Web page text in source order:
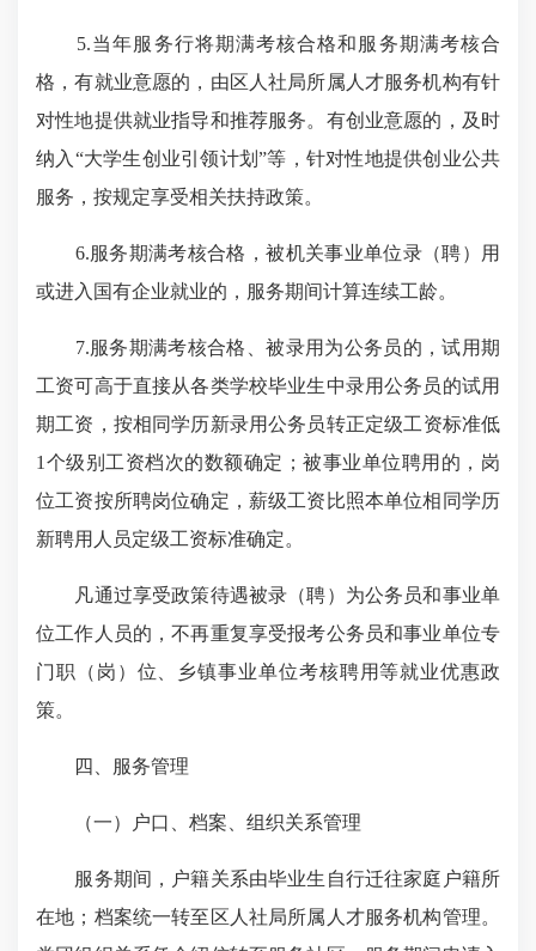
5.当年服务行将期满考核合格和服务期满考核合
格，有就业意愿的，由区人社局所属人才服务机构有针
对性地提供就业指导和推荐服务。有创业意愿的，及时
纳入“大学生创业引领计划”等，针对性地提供创业公共
服务，按规定享受相关扶持政策。
6.服务期满考核合格，被机关事业单位录（聘）用
或进入国有企业就业的，服务期间计算连续工龄。
7.服务期满考核合格、被录用为公务员的，试用期
工资可高于直接从各类学校毕业生中录用公务员的试用
期工资，按相同学历新录用公务员转正定级工资标准低
1个级别工资档次的数额确定；被事业单位聘用的，岗
位工资按所聘岗位确定，薪级工资比照本单位相同学历
新聘用 人员定级工资标准确定。
凡通过享受政策待遇被录（聘）为公务员和事业单
位工作人员的，不再重复享受报考公务员和事业单位专
门职（岗）位、乡镇事业单位考核聘用等就业优惠政
策。
四、服务管理
（一）户口、档案、组织关系管理
服务期间，户籍关系由毕业生自行迁往家庭户籍所
在地；档案统一转至区人社局所属人才服务机构管理。